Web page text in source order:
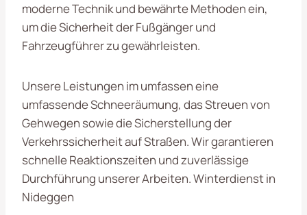
moderne Technik und bewährte Methoden ein,
um die Sicherheit der Fußgänger und
Fahrzeugführer zu gewährleisten.
Unsere Leistungen im umfassen eine
umfassende Schneeräumung, das Streuen von
Gehwegen sowie die Sicherstellung der
Verkehrssicherheit auf Straßen. Wir garantieren
schnelle Reaktionszeiten und zuverlässige
Durchführung unserer Arbeiten. Winterdienst in
Nideggen